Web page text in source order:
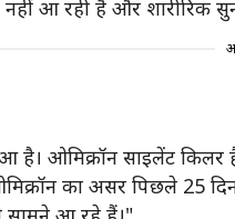
आ रही है और शारीरिक
है। ओमिक्रॉन साइलेंट
का असर पिछले 25